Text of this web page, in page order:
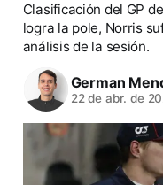
Clasificación del GP
logra la pole, Norris
análisis de la sesión.
German
22 de abr. de